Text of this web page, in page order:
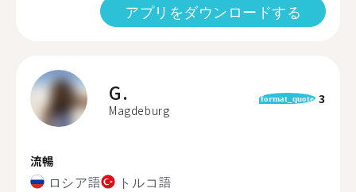
アプリをダウンロードする
G.
Magdeburg
format_quote 3
流暢
ロシア語 トルコ語